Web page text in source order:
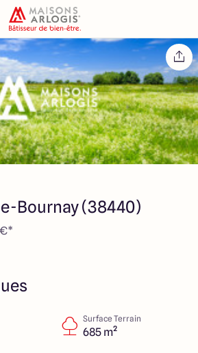
nous
Lyon Est
Bournay (38440)
Surface Terrain
685 m²